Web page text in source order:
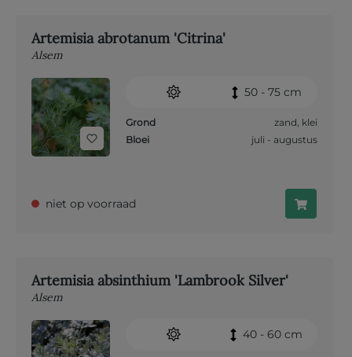
Artemisia abrotanum 'Citrina'
Alsem
50 - 75 cm
Grond zand, klei
Bloei
juli - augustus
niet op voorraad
Artemisia absinthium 'Lambrook Silver'
Alsem
40 - 60 cm